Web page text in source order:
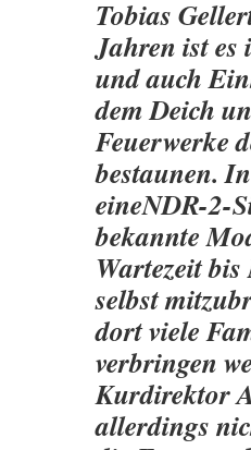
Tobias
Jahren ist es
und auch
dem Deich
Feuerwerke
bestaunen.
eineNDR-2-
bekannte
Wartezeit
selbst
dort viele
verbringen
Kurdirektor
allerdings